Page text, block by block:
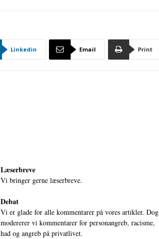
Linkedin Email Print
Læserbreve
Vi bringer gerne læserbreve.
Debat
Vi er glade for alle kommentarer på vores artikler. Dog
modererer vi kommentarer for personangreb, racisme,
had og angreb på privatlivet.